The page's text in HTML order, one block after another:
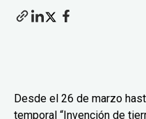
Desde el 26 de marzo
temporal “Invención de